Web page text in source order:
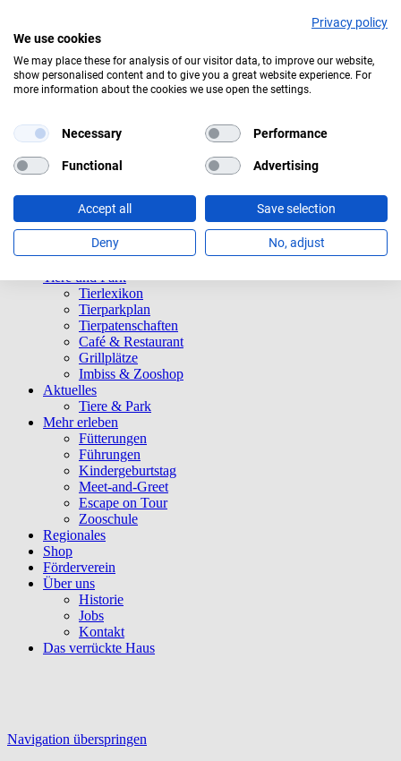
bewölkt
Informationen
Eintrittspreise
Besuch mit Beeinträchtigungen
Veranstaltungen
Tierparkordnung
Spenden
Barrierefreiheit
Tiere und Park
Tierlexikon
Tierparkplan
Tierpatenschaften
Café & Restaurant
Grillplätze
Imbiss & Zooshop
Aktuelles
Tiere & Park
Mehr erleben
Fütterungen
Führungen
Kindergeburtstag
Meet-and-Greet
Escape on Tour
Zooschule
Regionales
Shop
Förderverein
Über uns
Historie
Jobs
Kontakt
Das verrückte Haus
Navigation überspringen
Privacy policy
We use cookies
We may place these for analysis of our visitor data, to improve our website,
show personalised content and to give you a great website experience. For
more information about the cookies we use open the settings.
Necessary Performance
Functional Advertising
Accept all Save selection
Deny No, adjust